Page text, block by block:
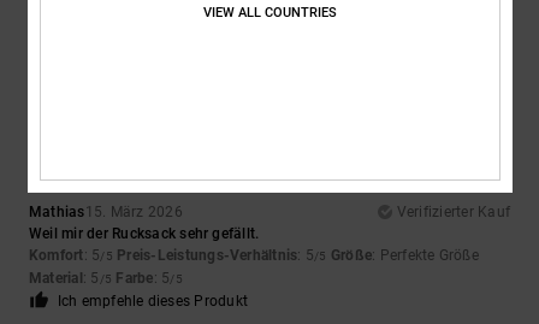
Mathias15. März 2026
Verifizierter Kauf
Weil mir der Rucksack sehr gefällt.
Komfort: 5/5 Preis-Leistungs-Verhältnis: 5/5 Größe: Perfekte Größe
Material : 5 /5 Farbe: 5/5
Ich empfehle dieses Produkt
VIEW ALL COUNTRIES